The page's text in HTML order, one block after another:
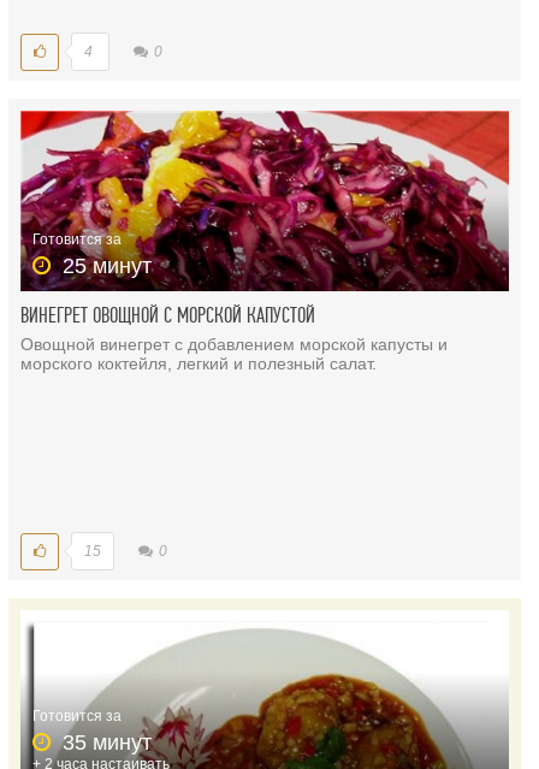
4 0
Готовится за
25 минут
ВИНЕГРЕТ ОВОЩНОЙ С МОРСКОЙ КАПУСТОЙ
Овощной винегрет с добавлением морской капусты и
морского коктейля, легкий и полезный салат.
15 0
Готовится за
35 минут
+ 2 часа настаивать